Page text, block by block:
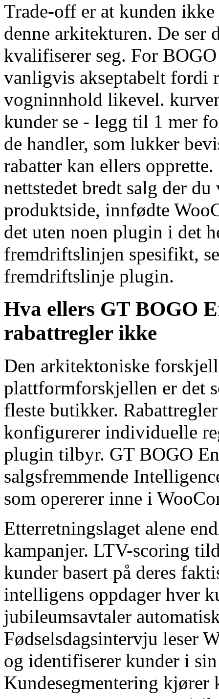
Trade-off er at kunden
denne arkitekturen. De ser
kvalifiserer seg. For
vanligvis akseptabelt fordi
vogninnhold likevel.
kunder se - legg til 1 mer
de handler, som lukker
rabatter kan ellers
nettstedet bredt salg der
produktside, innfødte
det uten noen plugin i det
fremdriftslinjen spesifikt,
fremdriftslinje plugin.
Hva ellers GT BOGO
rabattregler ikke
Den arkitektoniske
plattformforskjellen er det
fleste butikker.
konfigurerer individuelle
plugin tilbyr. GT BOGO
salgsfremmende
som opererer inne i
Etterretningslaget alene
kampanjer. LTV-scoring
kunder basert på deres
intelligens oppdager hver
jubileumsavtaler
Fødselsdagsintervju leser
og identifiserer kunder i
Kundesegmentering